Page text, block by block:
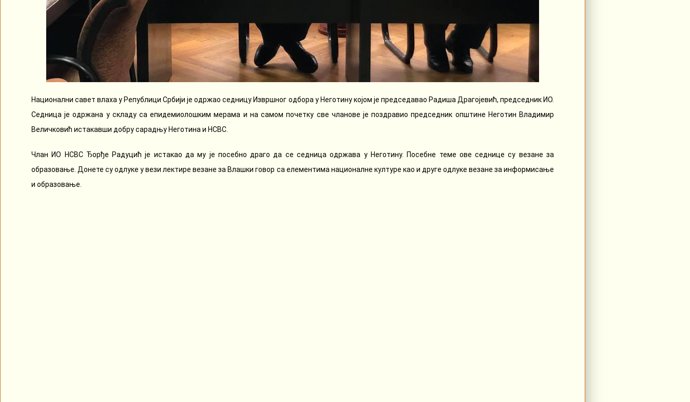
Национални савет влаха у Републици Србији је одржао седницу Извршног одбора у Неготину којом је председавао Радиша Драгојевић, председник ИО.
Седница је одржана у складу са епидемиолошким мерама и на самом почетку све чланове је поздравио председник општине Неготин Владимир
Величковић истакавши добру сарадњу Неготина и НСВС.
Члан ИО НСВС Ђорђе Радуцић је истакао да му је посебно драго да се седница одржава у Неготину. Посебне теме ове седнице су везане за
образовање. Донете су одлуке у вези лектире везане за Влашки говор са елементима националне културе као и друге одлуке везане за информисање
и образовање.